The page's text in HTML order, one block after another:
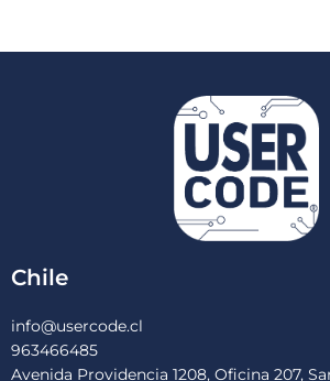
Chile
info@usercode.cl
963466485
Avenida Providencia 1208, Oficina 207,